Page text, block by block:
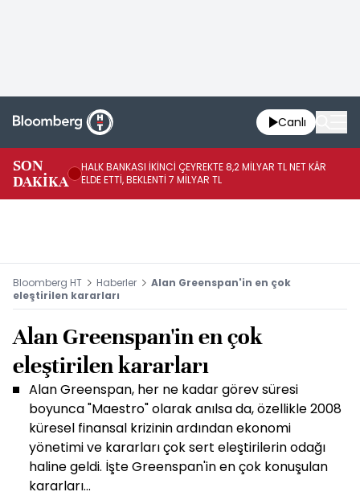
Canlı
SON
DAKİKA
HALK BANKASI İKİNCİ ÇEYREKTE 8,2 MİLYAR TL NET KÂR
ELDE ETTİ, BEKLENTİ 7 MİLYAR TL
Bloomberg HT Haberler
Alan Greenspan'in en çok
eleştirilen kararları
Alan Greenspan'in en çok
eleştirilen kararları
Alan Greenspan, her ne kadar görev süresi
boyunca "Maestro" olarak anılsa da, özellikle 2008
küresel finansal krizinin ardından ekonomi
yönetimi ve kararları çok sert eleştirilerin odağı
haline geldi. İşte Greenspan'in en çok konuşulan
kararları...